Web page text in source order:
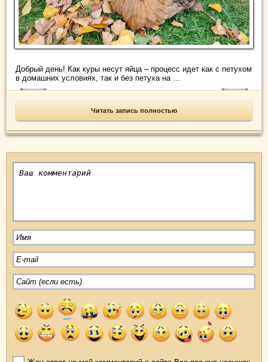
Добрый день! Как куры несут яйца – процесс идет как с петухом
в домашних условиях, так и без петуха на ...
Читать запись полностью